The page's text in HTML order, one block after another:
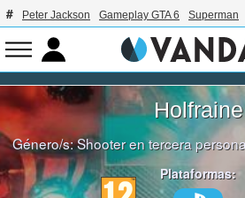
Peter Jackson Gameplay GTA 6 Superman
Holfraine
Género/s:Shooter en tercera
Plataformas: